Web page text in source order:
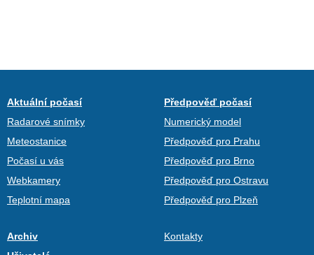
Aktuální počasí
Radarové snímky
Meteostanice
Počasí u vás
Webkamery
Teplotní mapa
Předpověď počasí
Numerický model
Předpověď pro Prahu
Předpověď pro Brno
Předpověď pro Ostravu
Předpověď pro Plzeň
Archiv
Kontakty